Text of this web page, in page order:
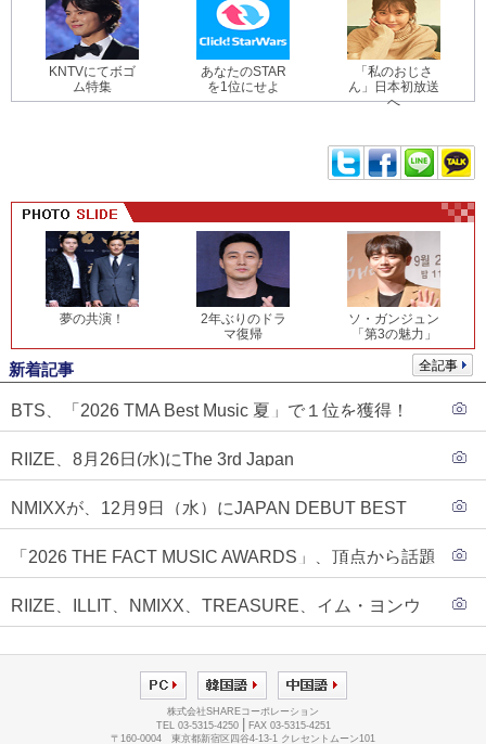
KNTVにてボゴ
ム特集
あなたのSTAR
を1位にせよ
「私のおじさ
ん」日本初放送
へ
夢の共演！
2年ぶりのドラ
マ復帰
ソ・ガンジュン
「第3の魅力」
全記事
新着記事
BTS、「2026 TMA Best Music 夏」で１位を獲得！
RIIZE、8月26日(水)にThe 3rd Japan
NMIXXが、12月9日（水）にJAPAN DEBUT BEST
もスタート！！
「2026 THE FACT MUSIC AWARDS」、頂点から話題
RIIZE、ILLIT、NMIXX、TREASURE、イム・ヨンウ
インナップに合流！
株式会社SHAREコーポレーション
TEL 03-5315-4250
FAX 03-5315-4251
〒160-0004 東京都新宿区四谷4-13-1 クレセントムーン101